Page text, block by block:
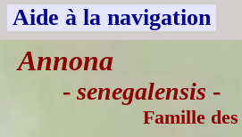
Aide à la navigation
Annona
- senegalensis -
Famille des